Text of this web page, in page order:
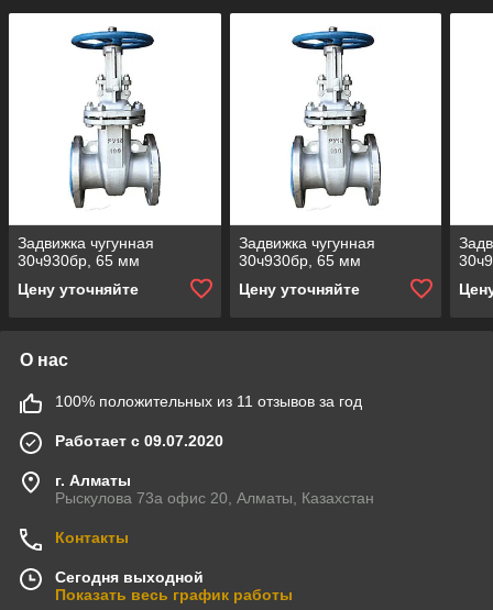
Задвижка чугунная
30ч930бр, 65 мм
Цену уточняйте
Задвижка чугунная
30ч930бр, 65 мм
Цену уточняйте
О нас
100% положительных из 11 отзывов за год
Работает с 09.07.2020
г. Алматы
Рыскулова 73а офис 20, Алматы, Казахстан
Контакты
Сегодня выходной
Показать весь график работы